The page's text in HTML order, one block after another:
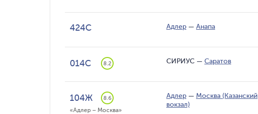
424С Адлер — Анапа
014С 8.2 СИРИУС — Саратов
104Ж 8.6
«Адлер – Москва»
Адлер — Москва (Казанский
вокзал)